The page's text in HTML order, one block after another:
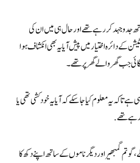
جدوجہد کر رہے تھے اور حال ہی میں ان کی
کے دائرہ اختیار میں پیش آیا یہ بھی انکشاف ہوا
جب گھر والے گھر پر تھے۔
تاکہ یہ معلوم کیا جا سکے کہ آیا یہ خودکشی تھی یا
رہے تھے .
گوتم گمبھیر اور دیگر ناموں کے ساتھ اپنے دکھ کا